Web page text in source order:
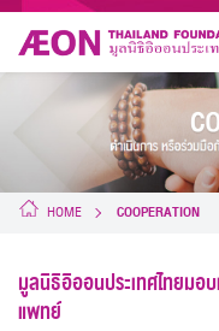
HOME COOPERATION
มูลนิธิอิออนประเทศไทยมอ
แพทย์